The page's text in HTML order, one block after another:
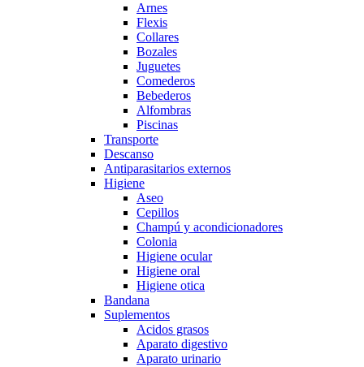
Arnes
Flexis
Collares
Bozales
Juguetes
Comederos
Bebederos
Alfombras
Piscinas
Transporte
Descanso
Antiparasitarios externos
Higiene
Aseo
Cepillos
Champú y acondicionadores
Colonia
Higiene ocular
Higiene oral
Higiene otica
Bandana
Suplementos
Acidos grasos
Aparato digestivo
Aparato urinario